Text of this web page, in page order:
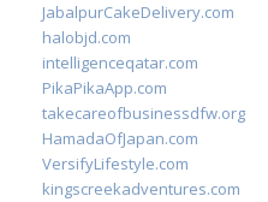
JabalpurCakeDelivery.com
halobjd.com
intelligenceqatar.com
PikaPikaApp.com
takecareofbusinessdfw.org
HamadaOfJapan.com
VersifyLifestyle.com
kingscreekadventures.com